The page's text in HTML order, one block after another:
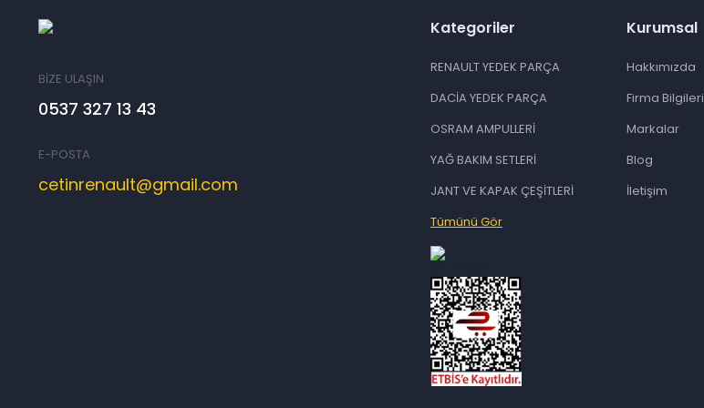
BİZE ULAŞIN
0537 327 13 43
E-POSTA
cetinrenault@gmail.com
Kategoriler
RENAULT YEDEK PARÇA
DACİA YEDEK PARÇA
OSRAM AMPULLERİ
YAĞ BAKIM SETLERİ
JANT VE KAPAK ÇEŞİTLERİ
Tümünü Gör
Kurumsal
Hakkımızda
Firma Bilgileri
Markalar
Blog
İletişim